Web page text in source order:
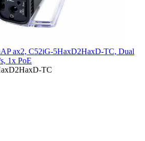
ax2, C52iG-5HaxD2HaxD-TC, Dual
1x PoE
TC